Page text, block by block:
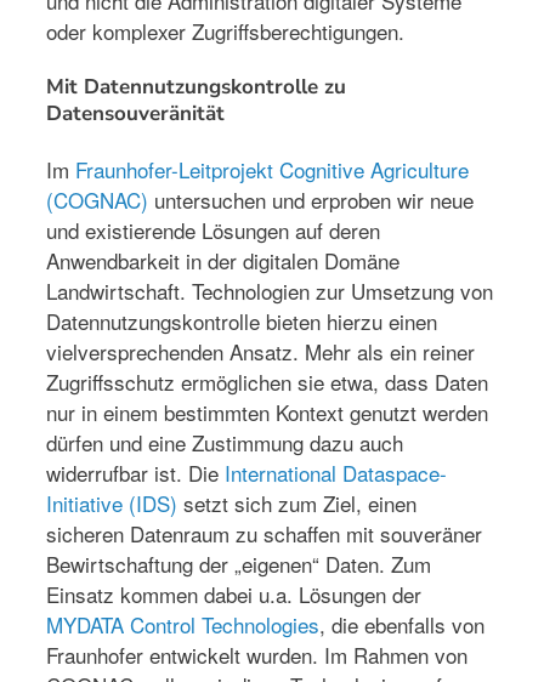
oder komplexer Zugriffsberechtigungen.
Mit Datennutzungskontrolle zu
Datensouveränität
Im Fraunhofer-Leitprojekt Cognitive Agriculture
(COGNAC) untersuchen und erproben wir neue
und existierende Lösungen auf deren
Anwendbarkeit in der digitalen Domäne
Landwirtschaft. Technologien zur Umsetzung von
Datennutzungskontrolle bieten hierzu einen
vielversprechenden Ansatz. Mehr als ein reiner
Zugriffsschutz ermöglichen sie etwa, dass Daten
nur in einem bestimmten Kontext genutzt werden
dürfen und eine Zustimmung dazu auch
widerrufbar ist. Die International Dataspace-
Initiative (IDS) setzt sich zum Ziel, einen
sicheren Datenraum zu schaffen mit souveräner
Bewirtschaftung der „eigenen“ Daten. Zum
Einsatz kommen dabei u.a. Lösungen der
MYDATA Control Technologies, die ebenfalls von
Fraunhofer entwickelt wurden. Im Rahmen von